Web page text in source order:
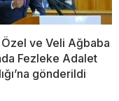
ve Veli Ağbaba
Fezleke Adalet
gönderildi